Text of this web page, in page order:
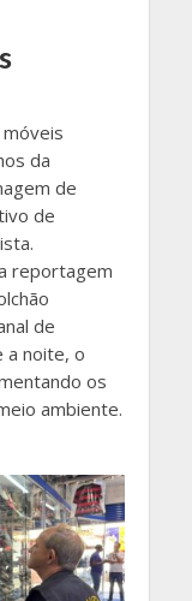
da
de
de
reportagem
de
a noite, o
os
ambiente.